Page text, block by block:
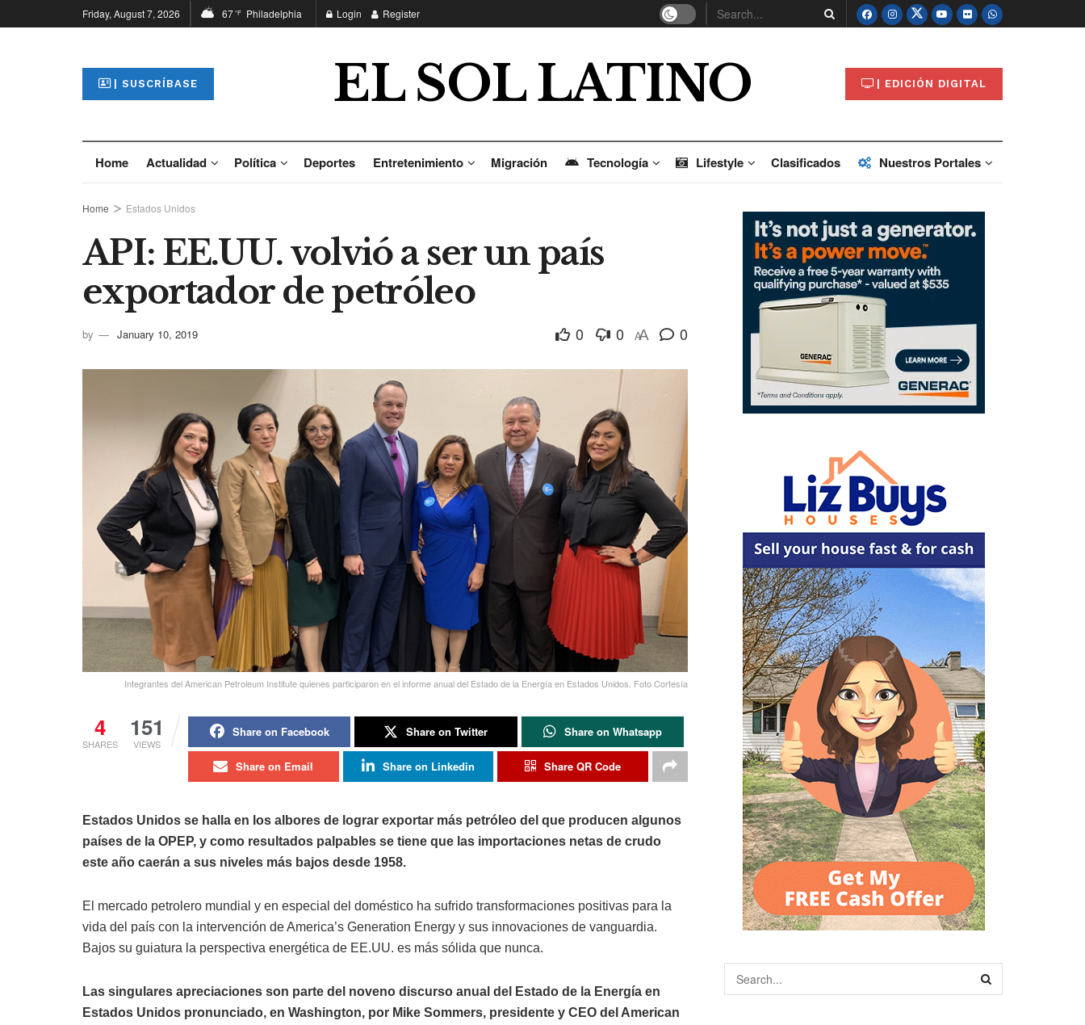
Friday, August 7, 2026 67°F Philadelphia Login Register
| SUSCRÍBASE EL SOL LATINO | EDICIÓN DIGITAL
Home Actualidad Política Deportes Entretenimiento Migración Tecnología Lifestyle Clasificados Nuestros Portales
Home Estados Unidos
API: EE.UU. volvió a ser un país
exportador de petróleo
by January 10, 2019 0 0 AA 0
Integrantes del American Petroleum Institute quienes participaron en el informe anual del Estado de la Energía en Estados Unidos. Foto Cortesía
4
SHARES
151
VIEWS
Share on Facebook Share on Twitter Share on Whatsapp
Share on Email Share on Linkedin Share QR Code
Estados Unidos se halla en los albores de lograr exportar más petróleo del que producen algunos
países de la OPEP, y como resultados palpables se tiene que las importaciones netas de crudo
este año caerán a sus niveles más bajos desde 1958.
El mercado petrolero mundial y en especial del doméstico ha sufrido transformaciones positivas para la
vida del país con la intervención de America’s Generation Energy y sus innovaciones de vanguardia.
Bajos su guiatura la perspectiva energética de EE.UU. es más sólida que nunca.
Las singulares apreciaciones son parte del noveno discurso anual del Estado de la Energía en
Estados Unidos pronunciado, en Washington, por Mike Sommers, presidente y CEO del American